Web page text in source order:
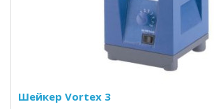
Шейкер Vortex 3